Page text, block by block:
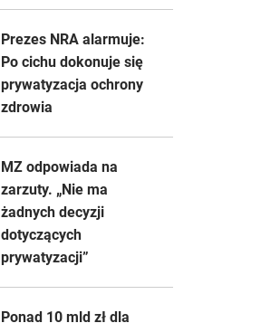
Prezes NRA alarmuje:
Po cichu dokonuje się
prywatyzacja ochrony
zdrowia
MZ odpowiada na
zarzuty. „Nie ma
żadnych decyzji
dotyczących
prywatyzacji”
Ponad 10 mld zł dla